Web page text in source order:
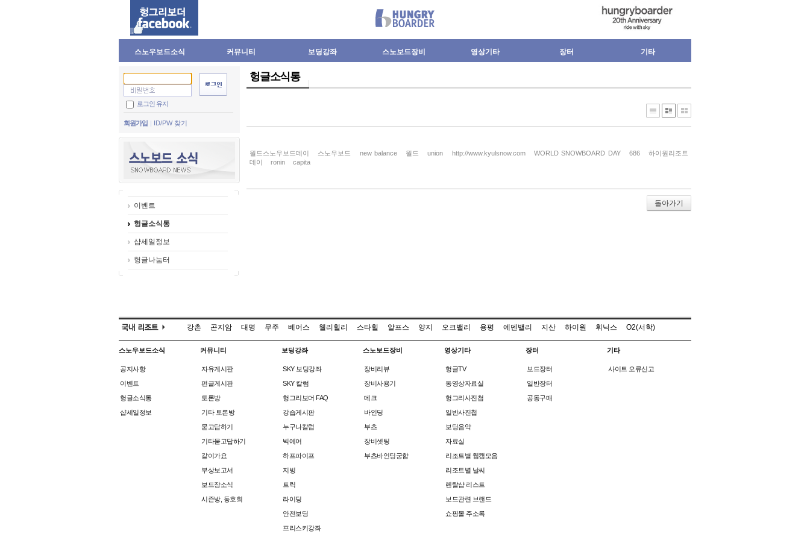
스노우보드소식 커뮤니티 보딩강좌 스노보드장비 영상기타 장터 기타
로그인 유지
회원가입 ID/PW 찾기
이벤트
헝글소식통
샵세일정보
헝글나눔터
헝글소식통
월드스노우보드데이 스노우보드 new balance 월드 union http://www.kyulsnow.com WORLD SNOWBOARD DAY 686
하이원리조트
데이
ronin capita
돌아가기
강촌 곤지암 대명 무주 베어스 웰리힐리 스타힐 알프스 양지 오크밸리 용평 에덴밸리 지산 하이원 휘닉스 O2(서학)
스노우보드소식
공지사항
이벤트
헝글소식통
샵세일정보
커뮤니티
자유게시판
펀글게시판
토론방
기타 토론방
묻고답하기
기타묻고답하기
같이가요
부상보고서
보드장소식
시즌방, 동호회
보딩강좌
SKY 보딩강좌
SKY 칼럼
헝그리보더 FAQ
강습게시판
누구나칼럼
빅에어
하프파이프
지빙
트릭
라이딩
안전보딩
프리스키강좌
스노보드장비
장비리뷰
장비사용기
데크
바인딩
부츠
장비셋팅
부츠바인딩궁합
영상기타
헝글TV
동영상자료실
헝그리사진첩
일반사진첩
보딩음악
자료실
리조트별 웹캠모음
리조트별 날씨
렌탈샵 리스트
보드관련 브랜드
쇼핑몰 주소록
장터
보드장터
일반장터
공동구매
기타
사이트 오류신고